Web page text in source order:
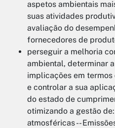
aspetos ambientais
suas atividades
avaliação do
fornecedores de
perseguir a melhoria
ambiental, determinar
implicações em
e controlar a sua
do estado de
otimizando a gestão
atmosféricas --